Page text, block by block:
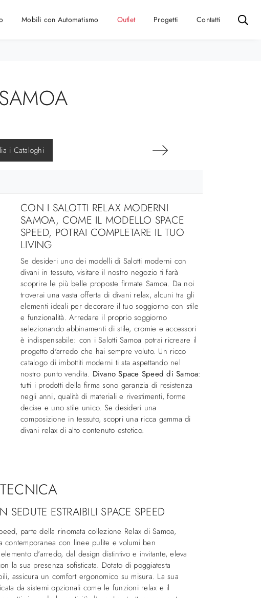
Mobili con Automatismo Outlet Progetti Contatti
i Cataloghi
CON I SALOTTI RELAX MODERNI
SAMOA, COME IL MODELLO SPACE
SPEED, POTRAI COMPLETARE IL TUO
LIVING
Se desideri uno dei modelli di Salotti moderni con
divani in tessuto, visitare il nostro negozio ti farà
scoprire le più belle proposte firmate Samoa. Da noi
troverai una vasta offerta di divani relax, alcuni tra gli
elementi ideali per decorare il tuo soggiorno con stile
e funzionalità. Arredare il proprio soggiorno
selezionando abbinamenti di stile, cromie e accessori
è indispensabile: con i Salotti Samoa potrai ricreare il
progetto d'arredo che hai sempre voluto. Un ricco
catalogo di imbottiti moderni ti sta aspettando nel
nostro punto vendita. Divano Space Speed di Samoa:
tutti i prodotti della firma sono garanzia di resistenza
negli anni, qualità di materiali e rivestimenti, forme
decise e uno stile unico. Se desideri una
composizione in tessuto, scopri una ricca gamma di
divani relax di alto contenuto estetico.
SEDUTE ESTRAIBILI SPACE SPEED
parte della rinomata collezione Relax di Samoa,
contemporanea con linee pulite e volumi ben
d'arredo, dal design distintivo e invitante, eleva
la sua presenza sofisticata. Dotato di poggiatesta
assicura un comfort ergonomico su misura. La sua
da sistemi opzionali come le funzioni relax e il